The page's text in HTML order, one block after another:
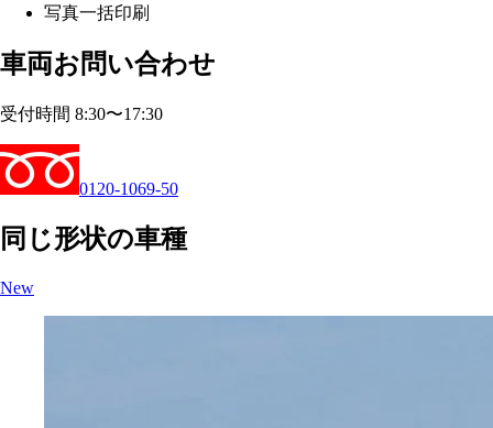
写真一括印刷
車両お問い合わせ
受付時間 8:30〜17:30
0120-1069-50
同じ形状の車種
New